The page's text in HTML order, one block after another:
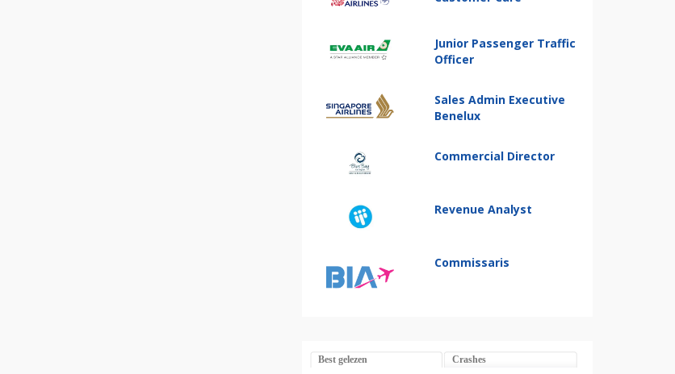
Junior Passenger Traffic
Officer
Sales Admin Executive
Benelux
Commercial Director
Revenue Analyst
Commissaris
Best gelezen Crashes